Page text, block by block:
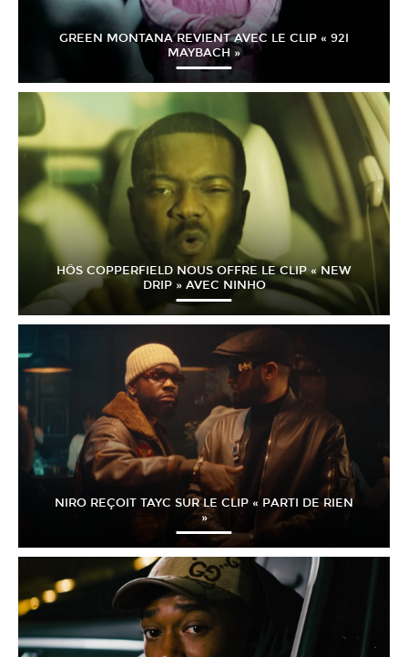
GREEN MONTANA REVIENT AVEC LE CLIP « 92I
MAYBACH »
HÖS COPPERFIELD NOUS OFFRE LE CLIP « NEW
DRIP » AVEC NINHO
NIRO REÇOIT TAYC SUR LE CLIP « PARTI DE RIEN
»